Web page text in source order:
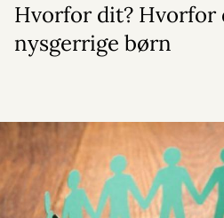
Hvorfor dit? Hvorfor
nysgerrige børn